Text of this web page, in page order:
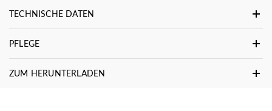
TECHNISCHE DATEN
PFLEGE
ZUM HERUNTERLADEN